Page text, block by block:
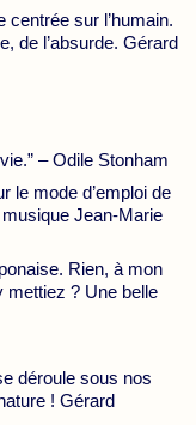
sur l’humain.
de l’absurde. Gérard
– Odile Stonham
le mode d’emploi de
Jean-Marie
Rien, à mon
mettiez ? Une belle
déroule sous nos
! Gérard